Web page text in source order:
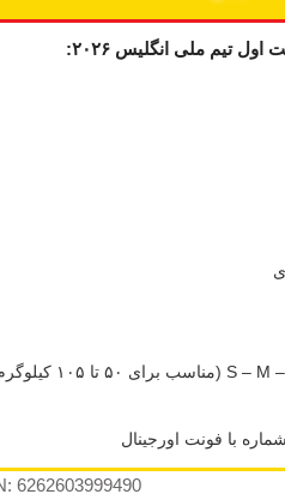
تیم ملی انگلیس ۲۰۲۶:
با فونت اورجینال
6262603999490